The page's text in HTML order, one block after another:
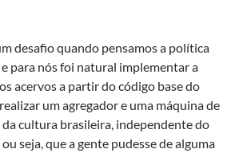
desafio quando pensamos a política
para nós foi natural implementar a
acervos a partir do código base do
um agregador e uma máquina de
cultura brasileira, independente do
seja, que a gente pudesse de alguma